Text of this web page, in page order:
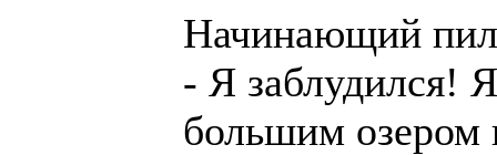
Начинающий
- Я заблудился!
большим озером